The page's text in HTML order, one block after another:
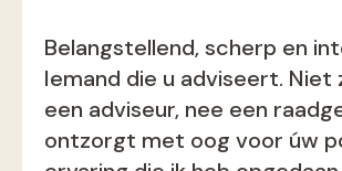
Belangstellend, scherp en
Iemand die u adviseert. Niet
een adviseur, nee een
ontzorgt met oog voor úw